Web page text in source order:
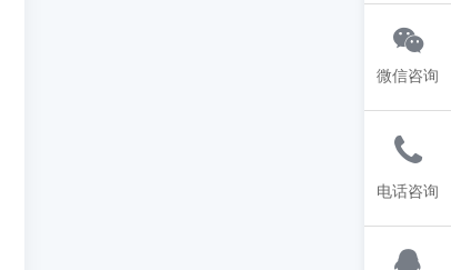
微信咨询
电话咨询